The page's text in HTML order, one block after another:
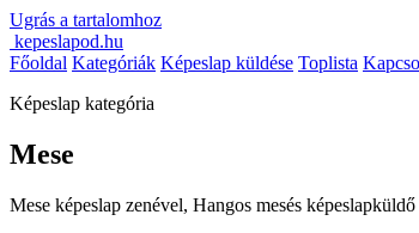
Ugrás a tartalomhoz
kepeslapod.hu
Főoldal Kategóriák Képeslap küldése Toplista
Képeslap kategória
Mese
Mese képeslap zenével, Hangos mesés képeslapküldő